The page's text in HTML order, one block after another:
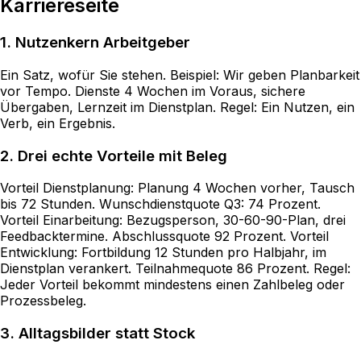
Karriereseite
1. Nutzenkern Arbeitgeber
Ein Satz, wofür Sie stehen. Beispiel: Wir geben Planbarkeit
vor Tempo. Dienste 4 Wochen im Voraus, sichere
Übergaben, Lernzeit im Dienstplan. Regel: Ein Nutzen, ein
Verb, ein Ergebnis.
2. Drei echte Vorteile mit Beleg
Vorteil Dienstplanung: Planung 4 Wochen vorher, Tausch
bis 72 Stunden. Wunschdienstquote Q3: 74 Prozent.
Vorteil Einarbeitung: Bezugsperson, 30-60-90-Plan, drei
Feedbacktermine. Abschlussquote 92 Prozent. Vorteil
Entwicklung: Fortbildung 12 Stunden pro Halbjahr, im
Dienstplan verankert. Teilnahmequote 86 Prozent. Regel:
Jeder Vorteil bekommt mindestens einen Zahlbeleg oder
Prozessbeleg.
3. Alltagsbilder statt Stock